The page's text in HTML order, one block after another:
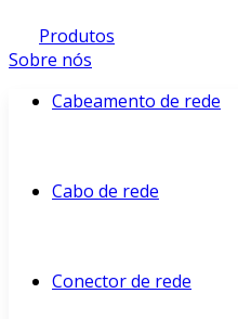
Produtos
Sobre nós
Cabeamento de rede
Cabo de rede
Conector de rede